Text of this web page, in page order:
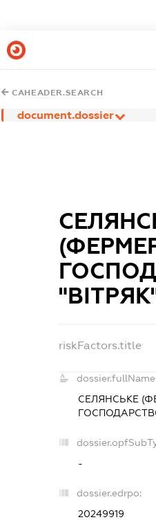
CAHEADER.SEARCH
document.dossier
riskFactors.title
СЕЛЯНСЬКЕ
-
dossier.edrpo:
20249919